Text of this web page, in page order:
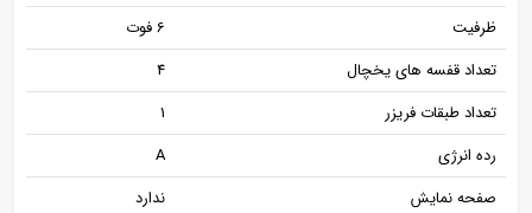
ظرفیت
6 فوت
تعداد قفسه های یخچال
4
تعداد طبقات فریزر
1
رده انرژی
A
صفحه نمایش
ندارد